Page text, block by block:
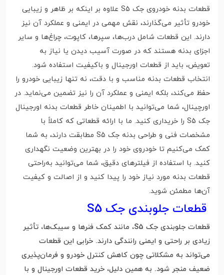
قطعات بدنه خودروی جک S5 علاوه بر اینکه بر ظاهر و زیبایی
خودرو تأثیر می‌گذارند، نقش مهمی در ایمنی و عملکرد آن نیز
دارند. این قطعات شامل درب‌ها، سپرها، کاپوت، چراغ‌ها و سایر
اجزای بدنه هستند که در صورت آسیب دیدن یا نیاز به
تعویض، باید از قطعات اورجینال و باکیفیت استفاده شود.
انتخاب قطعات بدنه مناسب و با دقت، نه تنها زیبایی خودرو را
حفظ می‌کند، بلکه ایمنی و عملکرد آن را نیز تضمین می‌نماید. در
اورچینال، شما می‌توانید با اطمینان خاطر قطعات بدنه اورجینال
جک S5 را خریداری کنید. ما با ارائه قطعاتی که کاملاً با
مشخصات فنی و طراحی بدنه جک S5 مطابقت دارند، به شما
کمک می‌کنیم تا خودروی خود را در بهترین وضعیت نگهداری
کنید. با استفاده از فیلترهای دقیق، شما می‌توانید به‌راحتی
قطعات بدنه مورد نیاز خود را پیدا کنید و از اصالت و کیفیت
آن‌ها مطمئن شوید.
قطعات جلوبندی جک S5
قطعات جلوبندی جک S5، مانند کمک فنرها و سیبک‌ها، تأثیر
زیادی بر راحتی و ایمنی رانندگی دارند. خرابی این قطعات
می‌تواند به مشکلاتی چون کاهش کنترل خودرو و فرمان‌پذیری
ضعیف منجر شود. به همین دلیل، خرید قطعات اورجینال و با